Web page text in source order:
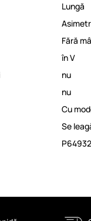
Lungă
Fără
în V
nu
nu
Cu
Se
P64932